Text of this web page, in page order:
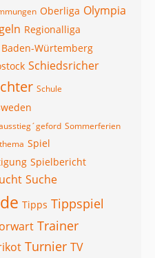
Oberliga Olympia
Regionalliga
Würtemberg
Schiedsricher
Schule
Sommerferien
Spiel
Spielbericht
Suche
Tipps Tippspiel
Trainer
Turnier TV